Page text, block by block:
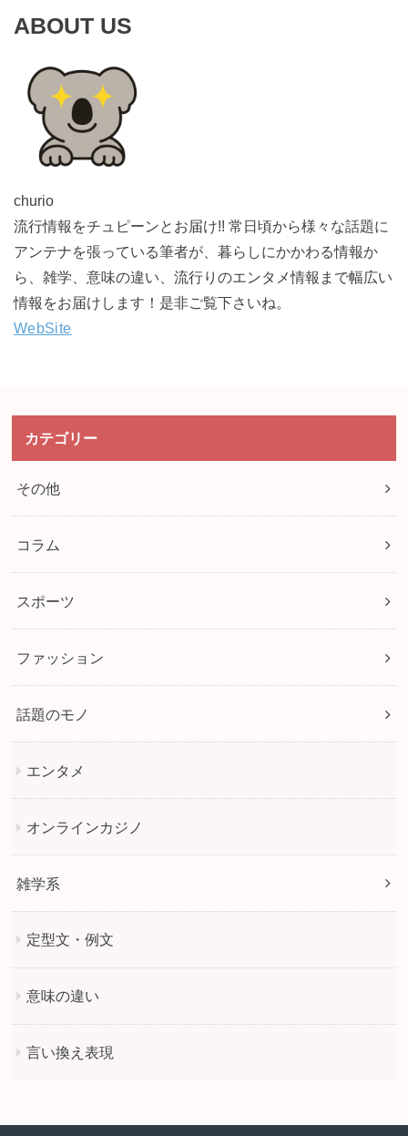
ABOUT US
churio
流行情報をチュピーンとお届け!! 常日頃から様々な話題に
アンテナを張っている筆者が、暮らしにかかわる情報か
ら、雑学、意味の違い、流行りのエンタメ情報まで幅広い
情報をお届けします！是非ご覧下さいね。
WebSite
カテゴリー
その他
コラム
スポーツ
ファッション
話題のモノ
エンタメ
オンラインカジノ
雑学系
定型文・例文
意味の違い
言い換え表現